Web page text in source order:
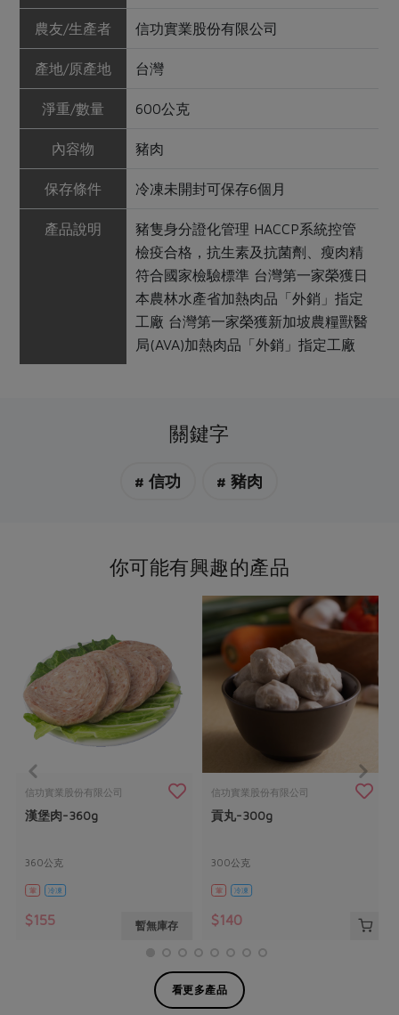
農友/生產者 信功實業股份有限公司
產地/原產地 台灣
淨重/數量 600公克
內容物 豬肉
保存條件 冷凍未開封可保存6個月
產品說明
豬隻身分證化管理 HACCP系統控管
檢疫合格，抗生素及抗菌劑、瘦肉精
符合國家檢驗標準 台灣第一家榮獲日
本農林水產省加熱肉品「外銷」指定
工廠 台灣第一家榮獲新加坡農糧獸醫
局(AVA)加熱肉品「外銷」指定工廠
關鍵字
# 信功 # 豬肉
你可能有興趣的產品
信功實業股份有限公司
漢堡肉-360g
360公克
葷 冷凍
$155 暫無庫存
信功實業股份有限公司
貢丸-300g
300公克
葷 冷凍
$140
看更多產品